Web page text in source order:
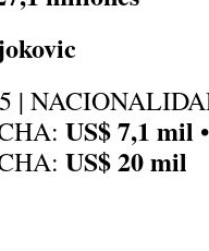
|
US$ 7,1 mil
US$ 20 mil